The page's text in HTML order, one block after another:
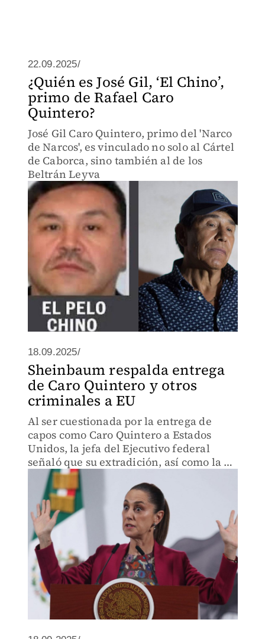
22.09.2025/
¿Quién es José Gil, ‘El Chino’,
primo de Rafael Caro
Quintero?
José Gil Caro Quintero, primo del 'Narco
de Narcos', es vinculado no solo al Cártel
de Caborca, sino también al de los
Beltrán Leyva
18.09.2025/
Sheinbaum respalda entrega
de Caro Quintero y otros
criminales a EU
Al ser cuestionada por la entrega de
capos como Caro Quintero a Estados
Unidos, la jefa del Ejecutivo federal
señaló que su extradición, así como la de
otros delincuentes.